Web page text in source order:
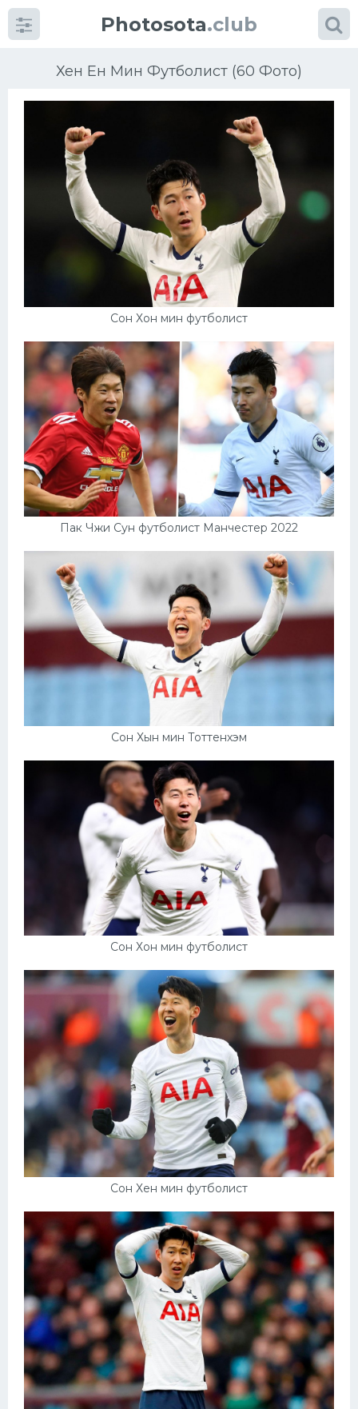
Photosota.club
Хен Ен Мин Футболист (60 Фото)
Сон Хон мин футболист
Пак Чжи Сун футболист Манчестер 2022
Сон Хын мин Тоттенхэм
Сон Хон мин футболист
Сон Хен мин футболист
Категории Фото
Еще картинки...
Велогонки
Конькобежный спорт
Тренажеры
Интерьер квартиры